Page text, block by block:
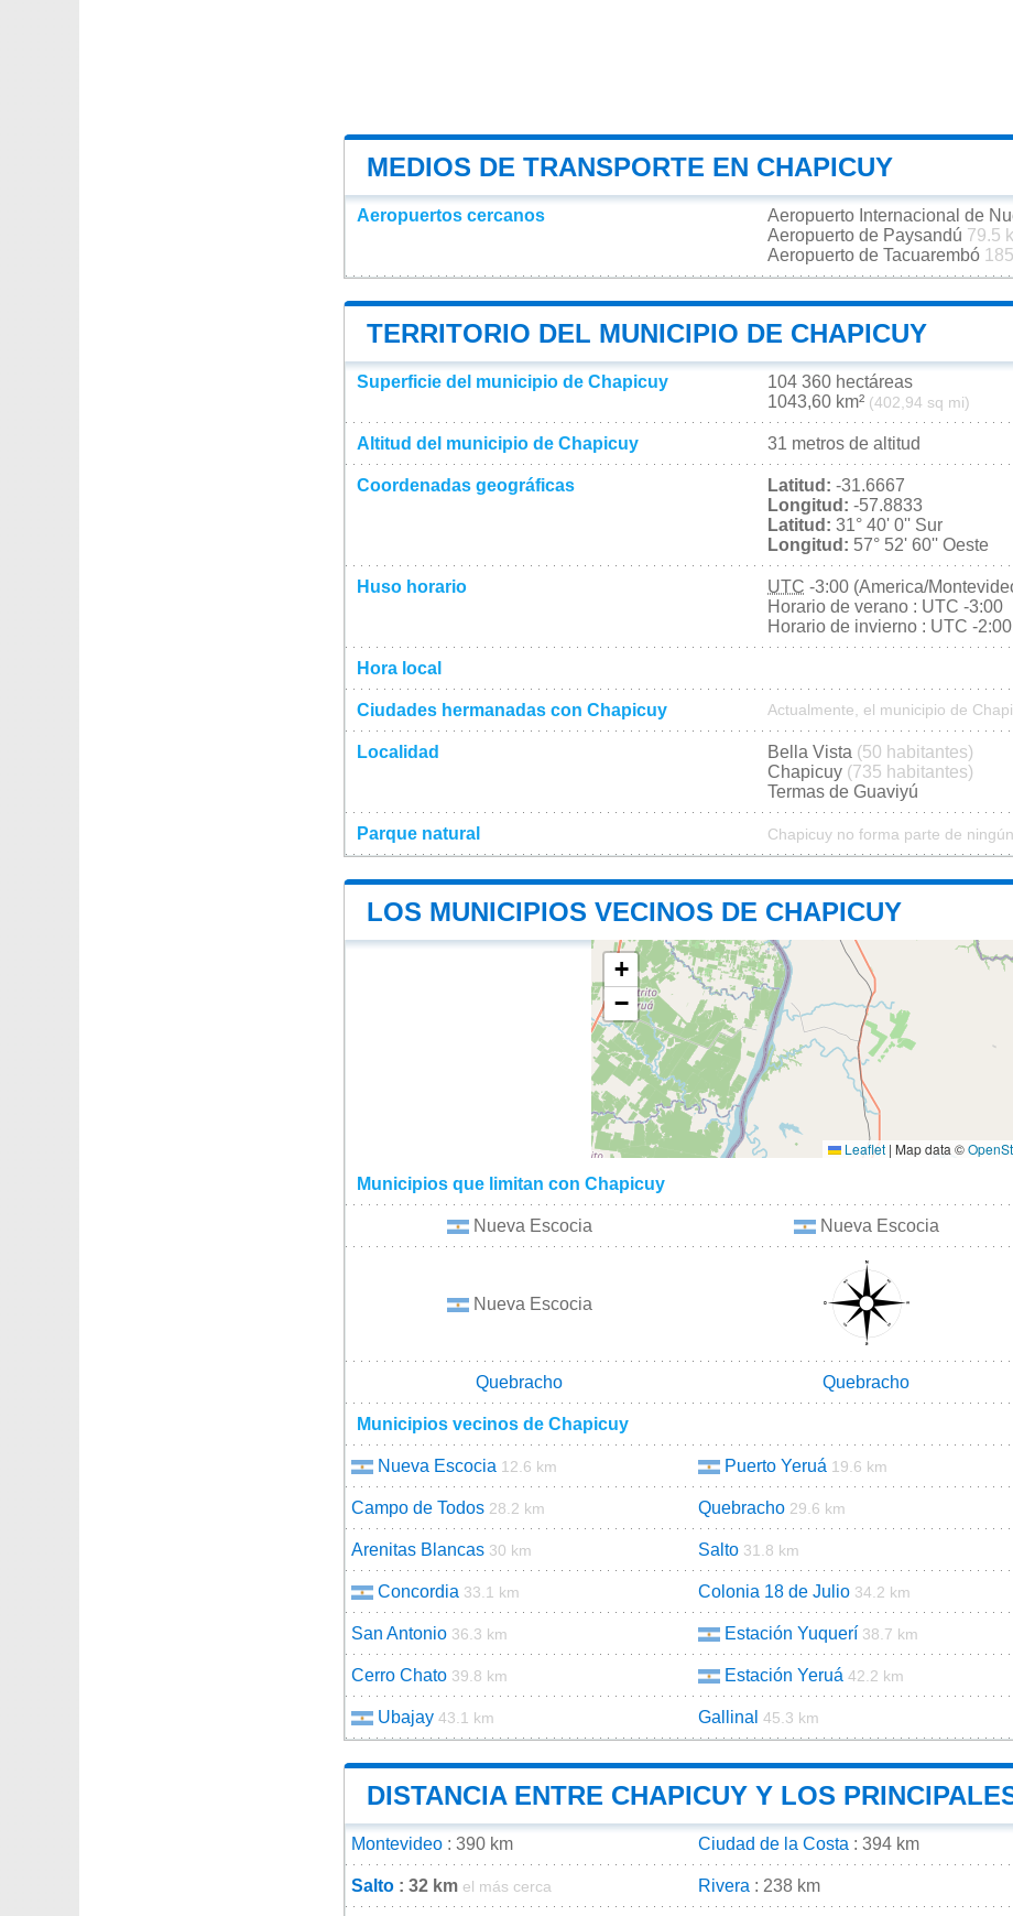
MEDIOS DE TRANSPORTE EN CHAPICUY
Aeropuertos cercanos Aeropuerto Internacional de
Aeropuerto de Paysandú 79.5
Aeropuerto de Tacuarembó
TERRITORIO DEL MUNICIPIO DE CHAPICUY
Superficie del municipio de Chapicuy
104 360 hectáreas
1043,60 km² (402,94 sq mi)
Altitud del municipio de Chapicuy 31 metros de altitud
Coordenadas geográficas Latitud: -31.6667
Longitud: -57.8833
Latitud: 31° 40' 0'' Sur
Longitud: 57° 52' 60'' Oeste
Huso horario UTC -3:00 (America/
Horario de verano : UTC -3:00
Horario de invierno : UTC -2:00
Hora local
Ciudades hermanadas con Chapicuy Actualmente, el municipio de
Localidad Bella Vista (50 habitantes)
Chapicuy (735 habitantes)
Termas de Guaviyú
Parque natural Chapicuy no forma parte de
LOS MUNICIPIOS VECINOS DE CHAPICUY
+
−
Leaflet | Map data ©
Municipios que limitan con Chapicuy
Nueva Escocia Nueva Escocia
Nueva Escocia
Quebracho Quebracho
Municipios vecinos de Chapicuy
Nueva Escocia 12.6 km Puerto Yeruá 19.6 km
Campo de Todos 28.2 km Quebracho 29.6 km
Arenitas Blancas 30 km Salto 31.8 km
Concordia 33.1 km Colonia 18 de Julio 34.2 km
San Antonio 36.3 km Estación Yuquerí 38.7 km
Cerro Chato 39.8 km Estación Yeruá 42.2 km
Ubajay 43.1 km Gallinal 45.3 km
DISTANCIA ENTRE CHAPICUY Y LOS
Montevideo : 390 km Ciudad de la Costa : 394 km
Salto : 32 km el más cerca Rivera : 238 km